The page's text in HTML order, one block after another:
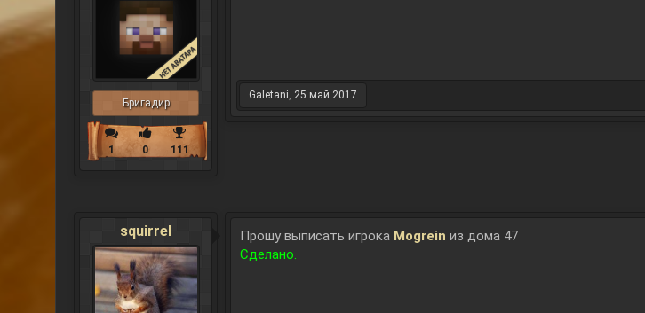
Бригадир
1 0 111
Galetani, 25 май 2017
squirrel Прошу выписать игрока Mogrein из дома 47
Сделано.